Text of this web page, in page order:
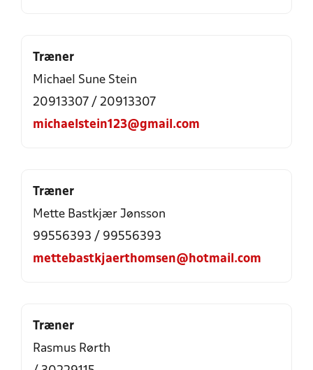
Træner
Michael Sune Stein
20913307 / 20913307
michaelstein123@gmail.com
Træner
Mette Bastkjær Jønsson
99556393 / 99556393
mettebastkjaerthomsen@hotmail.com
Træner
Rasmus Rørth